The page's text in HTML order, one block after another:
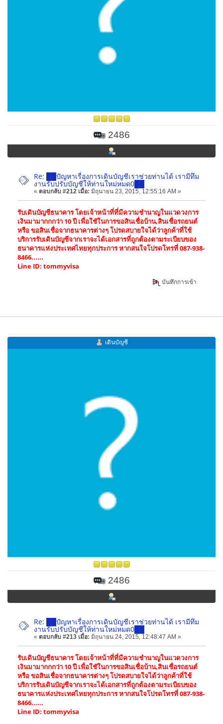
2486
Re: ██ปัญหาเรื่องการเดินบัญชีเราช่วยท่านได้ เรามีทึม
งานรับปรับบัญชีให้ท่านใหม่หมด0██
« ตอบกลับ #212 เมื่อ: มิถุนายน 23, 2015, 12:55:16 AM »
รับเดินบัญชีธนาคาร โดยเจ้าหน้าที่ที่มีความชำนาญในแวดวงการ
เงินมามากกกว่า 10 ปี เพื่อใชัในการขอสินเชื่อบ้าน,สินเชื่อรถยนต์
หรือ ขอสินเชื่อจากธนาคารต่างๆ โปรดสบายใจได้ว่าลูกค้าที่ใช้
บริการรับเดินบัญชีจากเราจะได้เอกสารที่ถูกต้องตามระเบียบของ
ธนาคารแห่งประเทศไทยทุกประการ หากสนใจโปรดโทรที่ 087-938-
8466......
Line ID: tommyvisa
บันทึกการเข้า
เดินบัญชี
2486
Re: ██ปัญหาเรื่องการเดินบัญชีเราช่วยท่านได้ เรามีทึม
งานรับปรับบัญชีให้ท่านใหม่หมด0██
« ตอบกลับ #213 เมื่อ: มิถุนายน 24, 2015, 12:48:47 AM »
รับเดินบัญชีธนาคาร โดยเจ้าหน้าที่ที่มีความชำนาญในแวดวงการ
เงินมามากกกว่า 10 ปี เพื่อใชัในการขอสินเชื่อบ้าน,สินเชื่อรถยนต์
หรือ ขอสินเชื่อจากธนาคารต่างๆ โปรดสบายใจได้ว่าลูกค้าที่ใช้
บริการรับเดินบัญชีจากเราจะได้เอกสารที่ถูกต้องตามระเบียบของ
ธนาคารแห่งประเทศไทยทุกประการ หากสนใจโปรดโทรที่ 087-938-
8466......
Line ID: tommyvisa